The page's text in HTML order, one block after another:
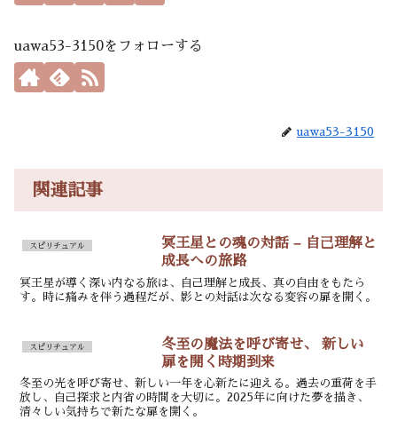
uawa53-3150をフォローする
uawa53-3150
関連記事
スピリチュアル
冥王星との魂の対話 – 自己理解と
成長への旅路
冥王星が導く深い内なる旅は、自己理解と成長、真の自由をもたら
す。時に痛みを伴う過程だが、影との対話は次なる変容の扉を開く。
スピリチュアル
冬至の魔法を呼び寄せ、 新しい
扉を開く時期到来
冬至の光を呼び寄せ、新しい一年を心新たに迎える。過去の重荷を手
放し、自己探求と内省の時間を大切に。2025年に向けた夢を描き、
清々しい気持ちで新たな扉を開く。